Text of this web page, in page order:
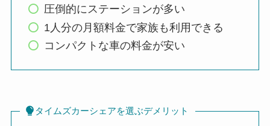
圧倒的にステーションが多い
1人分の月額料金で家族も利用できる
コンパクトな車の料金が安い
タイムズカーシェアを選ぶデメリット